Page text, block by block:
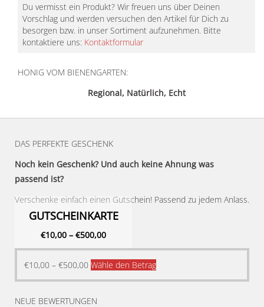
Du vermisst ein Produkt? Wir freuen uns über Deinen
Vorschlag und werden versuchen den Artikel für Dich zu
besorgen bzw. in unser Sortiment aufzunehmen. Bitte
kontaktiere uns: Kontaktformular
HONIG VOM BIENENGARTEN:
Regional, Natürlich, Echt
DAS PERFEKTE GESCHENK
Noch kein Geschenk? Und auch keine Ahnung was
passend ist?
Verschenke einfach einen Gutschein! Passend zu jedem Anlass.
GUTSCHEINKARTE
€10,00 – €500,00
€10,00 – €500,00 Wähle den BetragDieses
Produkt
NEUE BEWERTUNGEN